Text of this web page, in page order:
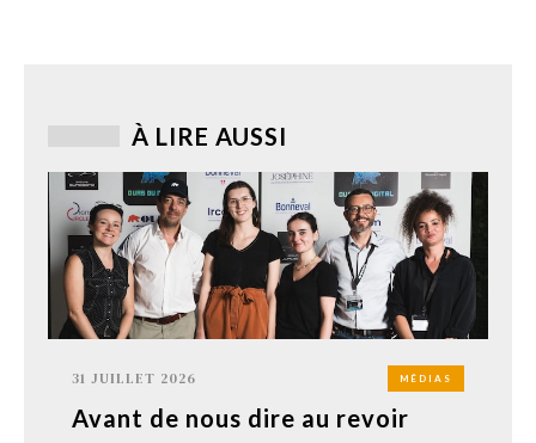
À LIRE AUSSI
31 JUILLET 2026 MÉDIAS
Avant de nous dire au revoir